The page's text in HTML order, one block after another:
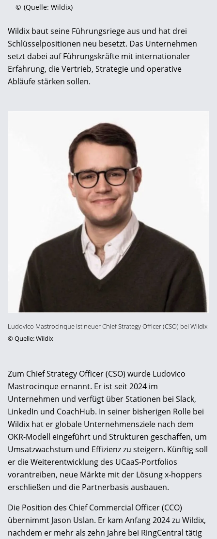
© (Quelle: Wildix)
Wildix baut seine Führungsriege aus und hat drei
Schlüsselpositionen neu besetzt. Das Unternehmen
setzt dabei auf Führungskräfte mit internationaler
Erfahrung, die Vertrieb, Strategie und operative
Abläufe stärken sollen.
Ludovico Mastrocinque ist neuer Chief Strategy Officer (CSO) bei Wildix
©Quelle: Wildix
Zum Chief Strategy Officer (CSO) wurde Ludovico
Mastrocinque ernannt. Er ist seit 2024 im
Unternehmen und verfügt über Stationen bei Slack,
LinkedIn und CoachHub. In seiner bisherigen Rolle bei
Wildix hat er globale Unternehmensziele nach dem
OKR-Modell eingeführt und Strukturen geschaffen, um
Umsatzwachstum und Effizienz zu steigern. Künftig soll
er die Weiterentwicklung des UCaaS-Portfolios
vorantreiben, neue Märkte mit der Lösung x-hoppers
erschließen und die Partnerbasis ausbauen.
Die Position des Chief Commercial Officer (CCO)
übernimmt Jason Uslan. Er kam Anfang 2024 zu Wildix,
nachdem er mehr als zehn Jahre bei RingCentral tätig